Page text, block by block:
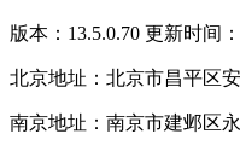
版本：13.5.0.70 更新时间
北京地址：北京市昌平区
南京地址：南京市建邺区